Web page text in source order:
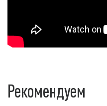
Рекомендуем